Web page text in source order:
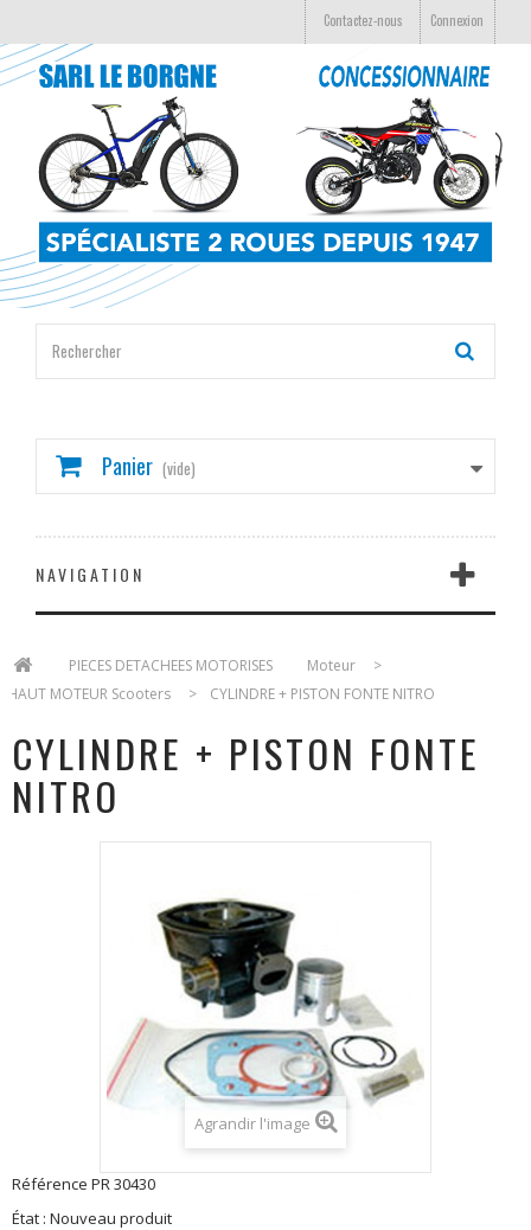
Connexion
Contactez-nous
Panier (vide)
NAVIGATION
PIECES DETACHEES MOTORISES Moteur
>
HAUT MOTEUR Scooters
> CYLINDRE + PISTON FONTE NITRO
CYLINDRE + PISTON FONTE
NITRO
Agrandir l'image
Référence PR 30430
État : Nouveau produit